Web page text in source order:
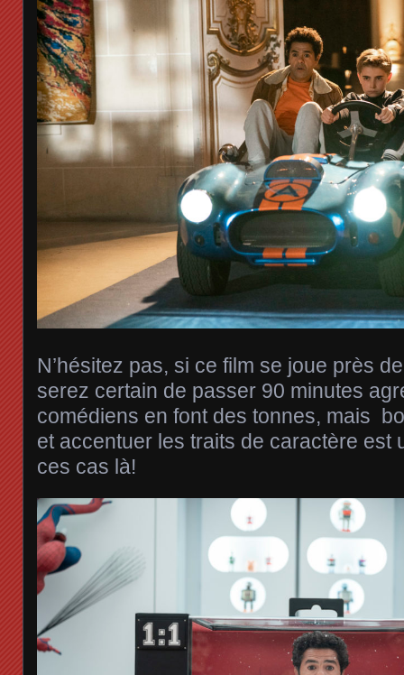
N’hésitez pas, si ce film se joue près
serez certain de passer 90 minutes
comédiens en font des tonnes, mais
et accentuer les traits de caractère est
ces cas là!